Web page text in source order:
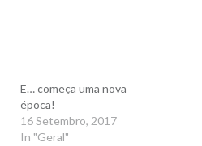
E… começa uma nova
época!
16 Setembro, 2017
In "Geral"